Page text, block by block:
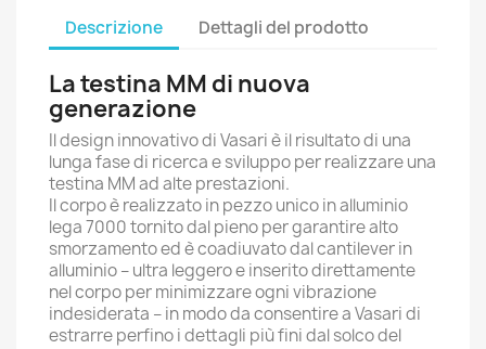
Descrizione Dettagli del prodotto
La testina MM di nuova
generazione
Il design innovativo di Vasari è il risultato di una
lunga fase di ricerca e sviluppo per realizzare una
testina MM ad alte prestazioni.
Il corpo è realizzato in pezzo unico in alluminio
lega 7000 tornito dal pieno per garantire alto
smorzamento ed è coadiuvato dal cantilever in
alluminio – ultra leggero e inserito direttamente
nel corpo per minimizzare ogni vibrazione
indesiderata – in modo da consentire a Vasari di
estrarre perfino i dettagli più fini dal solco del